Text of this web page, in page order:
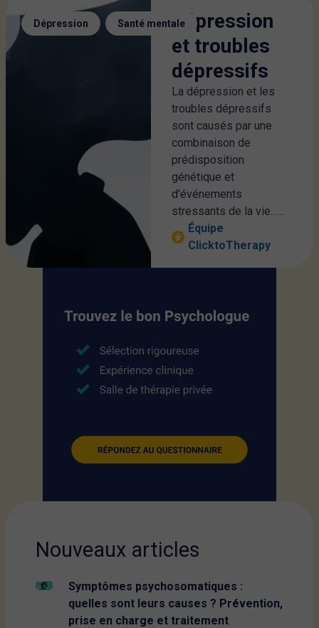
Dépression , Santé mentaleDépression
et troubles
dépressifs
La dépression et les
troubles dépressifs
sont causés par une
combinaison de
prédisposition
génétique et
d'événements
stressants de la vie......
Équipe
ClicktoTherapy
Nouveaux articles
Symptômes psychosomatiques :
quelles sont leurs causes ? Prévention,
prise en charge et traitement